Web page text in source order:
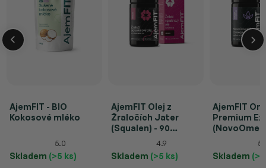
AjemFIT - BIO
Kokosové mléko
5.0
Skladem (>5 ks)
AjemFIT Olej z
Žraločích Jater
(Squalen) - 90
Vitamínem D3)
4.9
Skladem (>5 ks)
AjemFIT
Premium
Skladem